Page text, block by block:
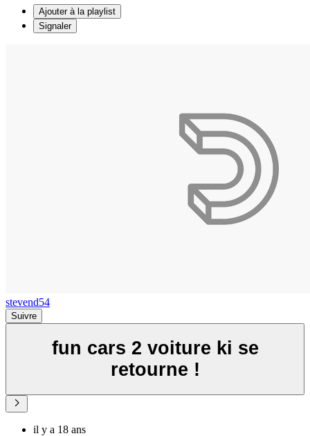
Ajouter à la playlist
Signaler
stevend54
Suivre
fun cars 2 voiture ki se
retourne !
il y a 18 ans